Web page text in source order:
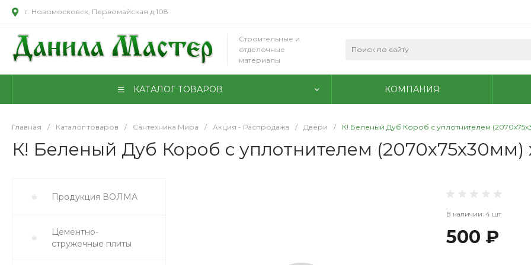
г. Новомосковск, Первомайская д.108
Строительные и
отделочные
материалы
КАТАЛОГ ТОВАРОВ КОМПАНИЯ
Главная / Каталог товаров / Сантехника Мира / Акция - Распродажа / Двери / К! Беленый Дуб Короб с уплотнителем
К! Беленый Дуб Короб с уплотнителем (2070х75х30мм)
Продукция ВОЛМА
Цементно-
стружечные плиты
В наличии: 4 шт
500 ₽